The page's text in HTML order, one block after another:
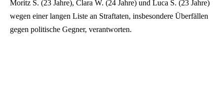
Moritz S. (23 Jahre), Clara W. (24 Jahre) und Luca S. (23 Jahre)
wegen einer langen Liste an Straftaten, insbesondere Überfällen
gegen politische Gegner, verantworten.